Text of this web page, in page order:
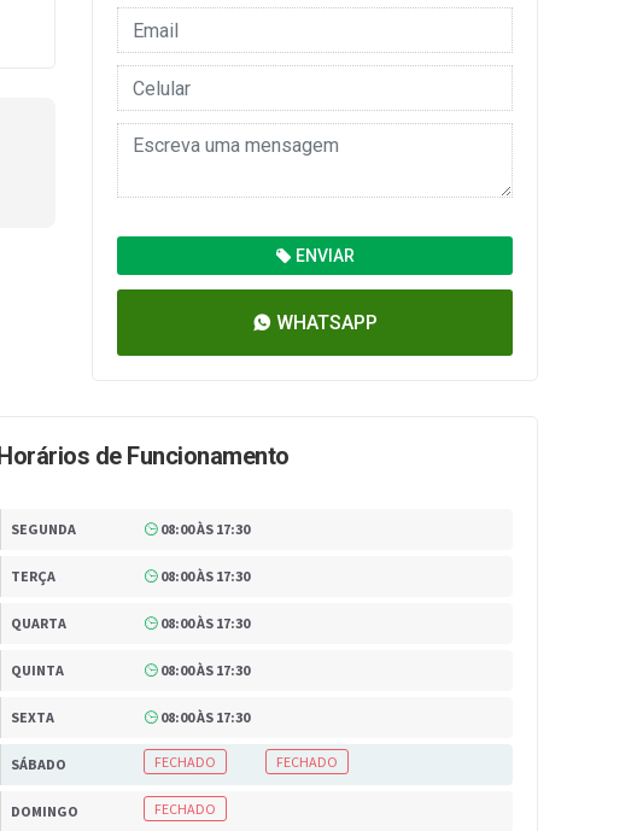
é
ENVIAR
WHATSAPP
de Funcionamento
SEGUNDA 08:00 ÀS 17:30
TERÇA 08:00 ÀS 17:30
QUARTA 08:00 ÀS 17:30
QUINTA 08:00 ÀS 17:30
SEXTA 08:00 ÀS 17:30
SÁBADO FECHADO FECHADO
DOMINGO FECHADO